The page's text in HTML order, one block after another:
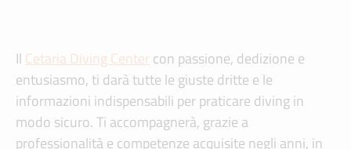
Il Cetaria Diving Centercon passione, dedizione e
entusiasmo, ti darà tutte le giuste dritte e le
informazioni indispensabili per praticare diving in
modo sicuro. Ti accompagnerà, grazie a
professionalità e competenze acquisite negli anni, in